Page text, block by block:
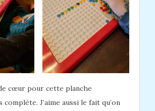
cœur pour cette planche
J’aime aussi le fait qu’on